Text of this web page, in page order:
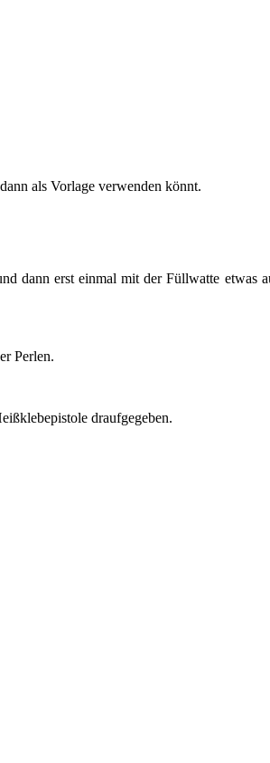
als Vorlage verwenden könnt.
dann erst einmal mit der Füllwatte etwas
Perlen.
draufgegeben.